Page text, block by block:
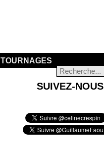
TOURNAGES
SUIVEZ-NOUS